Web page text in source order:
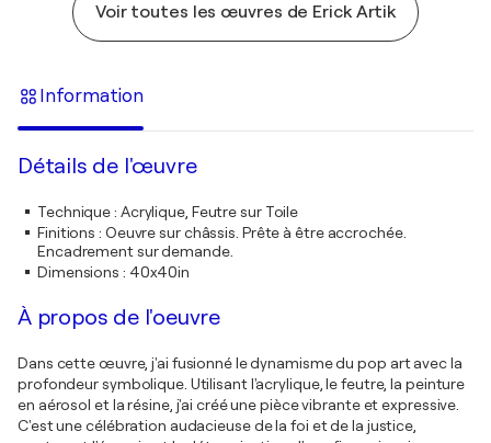
Voir toutes les œuvres de Erick Artik
Information
Détails de l'œuvre
Technique: Acrylique, Feutre sur Toile
Finitions : Oeuvre sur châssis. Prête à être accrochée.
Encadrement sur demande.
Dimensions : 40x40in
À propos de l'oeuvre
Dans cette œuvre, j'ai fusionné le dynamisme du pop art avec la
profondeur symbolique. Utilisant l'acrylique, le feutre, la peinture
en aérosol et la résine, j'ai créé une pièce vibrante et expressive.
C'est une célébration audacieuse de la foi et de la justice,